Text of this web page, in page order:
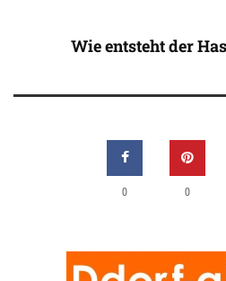
Wie entsteht der
0 0